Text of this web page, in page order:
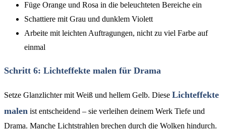
Füge Orange und Rosa in die beleuchteten Bereiche ein
Schattiere mit Grau und dunklem Violett
Arbeite mit leichten Auftragungen, nicht zu viel Farbe auf
einmal
Schritt 6: Lichteffekte malen für Drama
Setze Glanzlichter mit Weiß und hellem Gelb. Diese Lichteffekte
malen ist entscheidend – sie verleihen deinem Werk Tiefe und
Drama. Manche Lichtstrahlen brechen durch die Wolken hindurch.